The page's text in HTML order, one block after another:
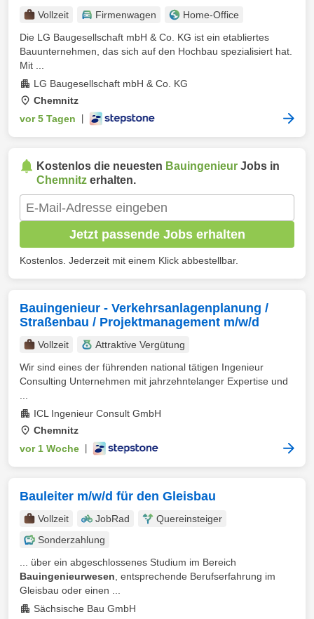
Vollzeit Firmenwagen
Home-Office
Die LG Baugesellschaft mbH & Co. KG ist ein etabliertes
Bauunternehmen, das sich auf den Hochbau spezialisiert hat.
Mit ...
LG Baugesellschaft mbH & Co. KG
Chemnitz
vor 5 Tagen
Kostenlos die neuesten Bauingenieur Jobs in
Chemnitz erhalten.
Jetzt passende Jobs erhalten
Kostenlos. Jederzeit mit einem Klick abbestellbar.
Bauingenieur - Verkehrsanlagenplanung /
Straßenbau / Projektmanagement m/w/d
Vollzeit
Attraktive Vergütung
Wir sind eines der führenden national tätigen Ingenieur
Consulting Unternehmen mit jahrzehntelanger Expertise und
ICL Ingenieur Consult GmbH
Chemnitz
vor 1 Woche
Bauleiter m/w/d für den Gleisbau
Vollzeit JobRad
Quereinsteiger
Sonderzahlung
... über ein abgeschlossenes Studium im Bereich
Bauingenieurwesen , entsprechende Berufserfahrung im
Gleisbau oder einen ...
Sächsische Bau GmbH